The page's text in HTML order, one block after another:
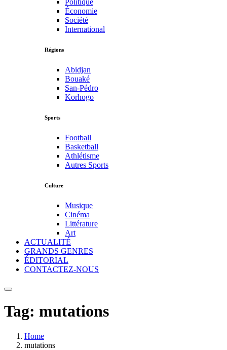
Politique
Économie
Société
International
Régions
Abidjan
Bouaké
San-Pédro
Korhogo
Sports
Football
Basketball
Athlétisme
Autres Sports
Culture
Musique
Cinéma
Littérature
Art
ACTUALITÉ
GRANDS GENRES
ÉDITORIAL
CONTACTEZ-NOUS
Tag: mutations
Home
mutations